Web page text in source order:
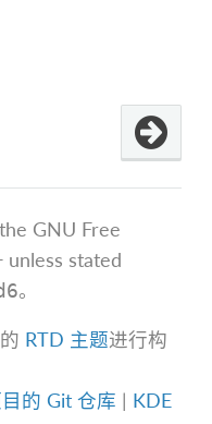
GNU Free
unless stated
。
RTD 主题进行构
的 Git 仓库 | KDE